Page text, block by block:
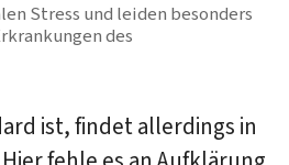
Stress und leiden besonders
des
ist, findet allerdings in